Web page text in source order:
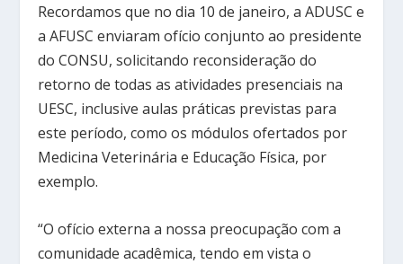
Recordamos que no dia 10 de janeiro, a ADUSC e
a AFUSC enviaram ofício conjunto ao presidente
do CONSU, solicitando reconsideração do
retorno de todas as atividades presenciais na
UESC, inclusive aulas práticas previstas para
este período, como os módulos ofertados por
Medicina Veterinária e Educação Física, por
exemplo.
“O ofício externa a nossa preocupação com a
comunidade acadêmica, tendo em vista o